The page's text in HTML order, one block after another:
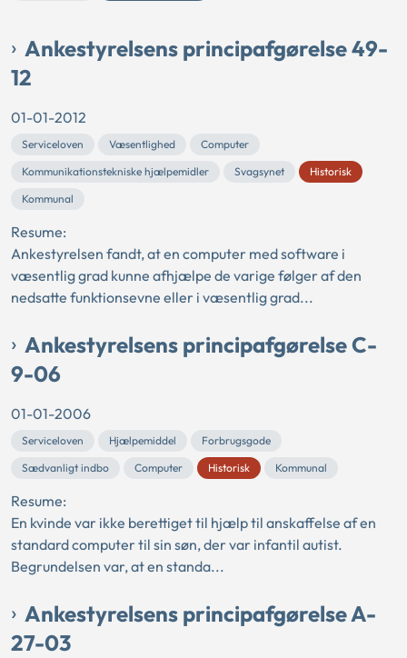
Ankestyrelsens principafgørelse 49-
12
01-01-2012
Serviceloven Væsentlighed
Computer
Kommunikationstekniske hjælpemidler
Svagsynet
Historisk
Kommunal
Resume:
Ankestyrelsen fandt, at en computer med software i
væsentlig grad kunne afhjælpe de varige følger af den
nedsatte funktionsevne eller i væsentlig grad...
Ankestyrelsens principafgørelse C-
9-06
01-01-2006
Serviceloven Hjælpemiddel
Forbrugsgode
Sædvanligt indbo
Computer Historisk Kommunal
Resume:
En kvinde var ikke berettiget til hjælp til anskaffelse af en
standard computer til sin søn, der var infantil autist.
Begrundelsen var, at en standa...
Ankestyrelsens principafgørelse A-
27-03